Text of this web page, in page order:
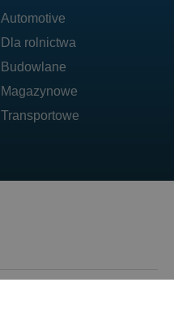
Automotive
Dla rolnictwa
Budowlane
Magazynowe
Transportowe